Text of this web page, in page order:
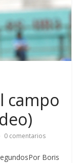
campo
0 comentarios
Boris